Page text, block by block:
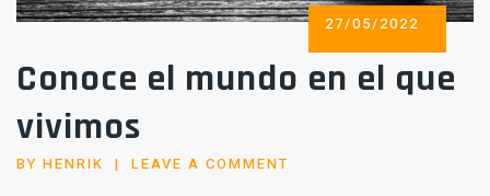
Conoce el mundo en el que
vivimos
POSTED
ON
27/05/2022
BY HENRIK LEAVE A COMMENT